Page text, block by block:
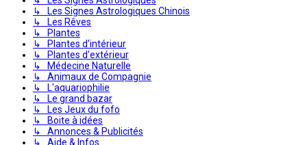
↳ Les Signes Astrologiques Chinois
↳ Les Rêves
↳ Plantes
↳ Plantes d'intérieur
↳ Plantes d'extérieur
↳ Médecine Naturelle
↳ Animaux de Compagnie
↳ L'aquariophilie
↳ Le grand bazar
↳ Les Jeux du fofo
↳ Boite à idées
↳ Annonces & Publicités
↳ Aide & Infos